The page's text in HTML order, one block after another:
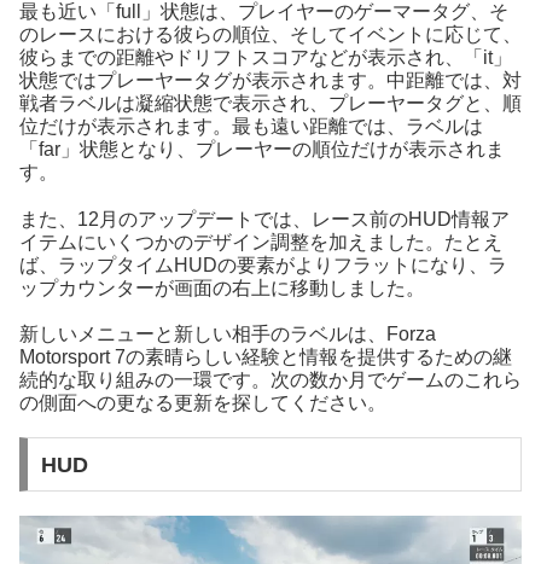
最も近い「full」状態は、プレイヤーのゲーマータグ、そ
のレースにおける彼らの順位、そしてイベントに応じて、
彼らまでの距離やドリフトスコアなどが表示され、「it」
状態ではプレーヤータグが表示されます。中距離では、対
戦者ラベルは凝縮状態で表示され、プレーヤータグと、順
位だけが表示されます。最も遠い距離では、ラベルは
「far」状態となり、プレーヤーの順位だけが表示されま
す。
また、12月のアップデートでは、レース前のHUD情報ア
イテムにいくつかのデザイン調整を加えました。たとえ
ば、ラップタイムHUDの要素がよりフラットになり、ラ
ップカウンターが画面の右上に移動しました。
新しいメニューと新しい相手のラベルは、Forza
Motorsport 7の素晴らしい経験と情報を提供するための継
続的な取り組みの一環です。次の数か月でゲームのこれら
の側面への更なる更新を探してください。
HUD